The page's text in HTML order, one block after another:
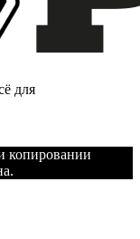
для
копировании